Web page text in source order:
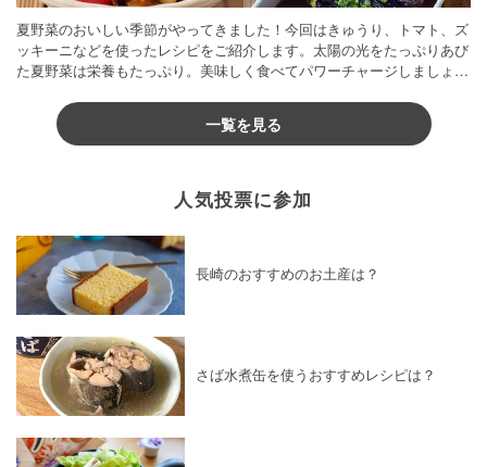
夏野菜のおいしい季節がやってきました！今回はきゅうり、トマト、ズ
ッキーニなどを使ったレシピをご紹介します。太陽の光をたっぷりあび
た夏野菜は栄養もたっぷり。美味しく食べてパワーチャージしましょう
一覧を見る
人気投票に参加
長崎のおすすめのお土産は？
さば水煮缶を使うおすすめレシピは？